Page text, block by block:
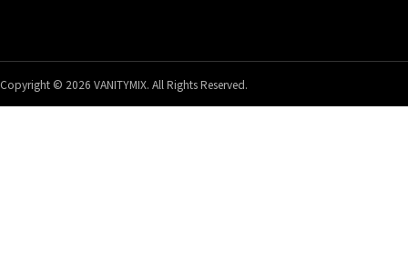
Copyright © 2026 VANITYMIX. All Rights Reserved.